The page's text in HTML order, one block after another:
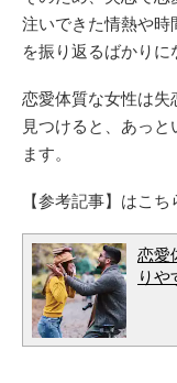
注いできた情熱や
を振り返るばかりに
恋愛体質な女性は
見つけると、あっ
ます。
【参考記事】はこ
恋愛
り